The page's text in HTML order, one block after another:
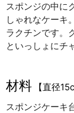
スポンジの中に
しゃれなケーキ
ラクチンです。
といっしょにチ
材料
【直径
スポンジケーキ